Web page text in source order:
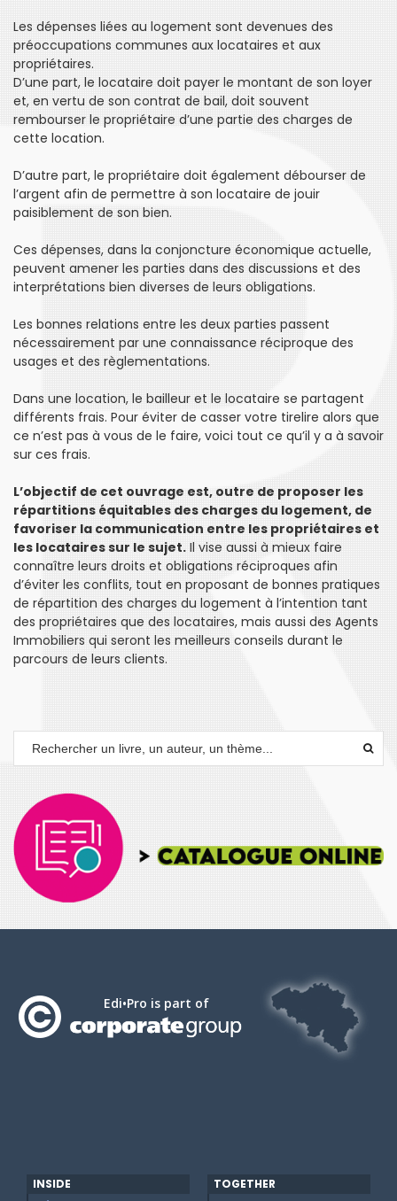
Les dépenses liées au logement sont devenues des
préoccupations communes aux locataires et aux
propriétaires.
D’une part, le locataire doit payer le montant de son loyer
et, en vertu de son contrat de bail, doit souvent
rembourser le propriétaire d’une partie des charges de
cette location.
D’autre part, le propriétaire doit également débourser de
l’argent afin de permettre à son locataire de jouir
paisiblement de son bien.
Ces dépenses, dans la conjoncture économique actuelle,
peuvent amener les parties dans des discussions et des
interprétations bien diverses de leurs obligations.
Les bonnes relations entre les deux parties passent
nécessairement par une connaissance réciproque des
usages et des règlementations.
Dans une location, le bailleur et le locataire se partagent
différents frais. Pour éviter de casser votre tirelire alors que
ce n’est pas à vous de le faire, voici tout ce qu’il y a à savoir
sur ces frais.
L’objectif de cet ouvrage est, outre de proposer les
répartitions équitables des charges du logement, de
favoriser la communication entre les propriétaires et
les locataires sur le sujet. Il vise aussi à mieux faire
connaître leurs droits et obligations réciproques afin
d’éviter les conflits, tout en proposant de bonnes pratiques
de répartition des charges du logement à l’intention tant
des propriétaires que des locataires, mais aussi des Agents
Immobiliers qui seront les meilleurs conseils durant le
parcours de leurs clients.
Edi•Pro is part of
INSIDE
TOGETHER